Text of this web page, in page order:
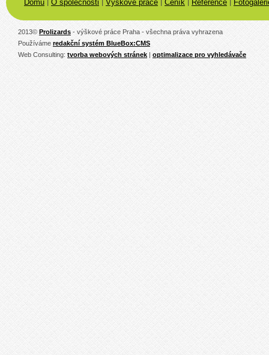
Domů O společnosti Výškové práce Ceník Reference
2013© Prolizards - výškové práce Praha - všechna práva vyhrazena
Používáme redakční systém BlueBox:CMS
Web Consulting:tvorba webových stránek |optimalizace pro vyhledávače